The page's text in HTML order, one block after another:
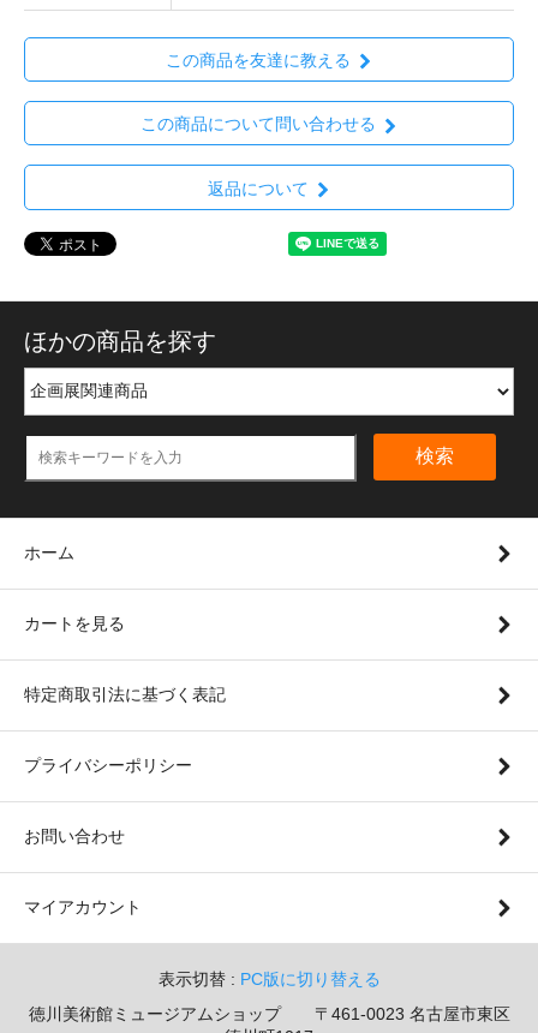
この商品を友達に教える
この商品について問い合わせる
返品について
ほかの商品を探す
検索
ホーム
カートを見る
特定商取引法に基づく表記
プライバシーポリシー
お問い合わせ
マイアカウント
表示切替 : PC版に切り替える
徳川美術館ミュージアムショップ 〒461-0023 名古屋市東区